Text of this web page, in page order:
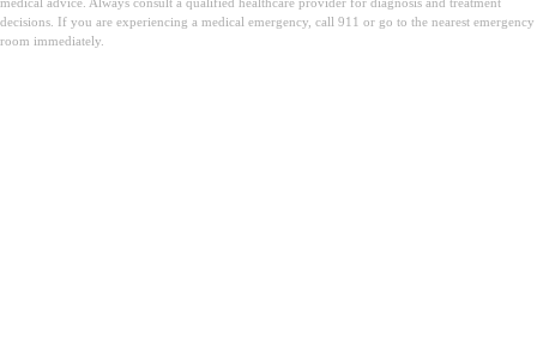
decisions. If you are experiencing a medical emergency, call 911 or go to the nearest emergency
room immediately.